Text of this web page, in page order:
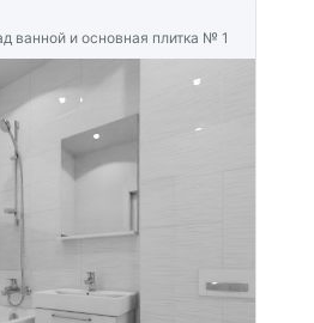
ванной и основная плитка № 1